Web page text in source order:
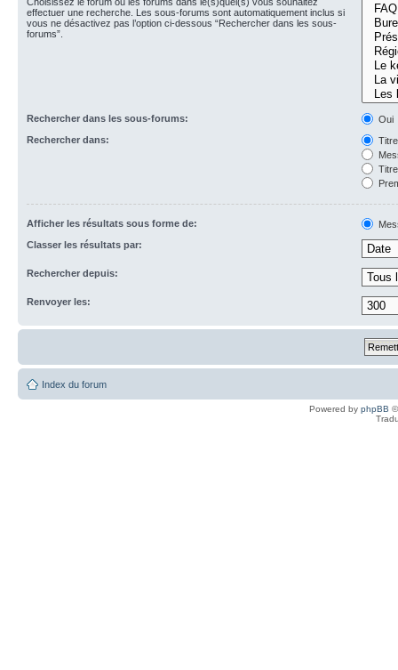
effectuer une recherche. Les sous-forums sont automatiquement inclus si
vous ne désactivez pas l’option ci-dessous “Rechercher dans les sous-
forums”.
Rechercher dans les sous-forums:
Oui
Rechercher dans:
Afficher les résultats sous forme de:
Classer les résultats par:
Rechercher depuis:
Renvoyer les:
Index du forum
Powered by phpBB